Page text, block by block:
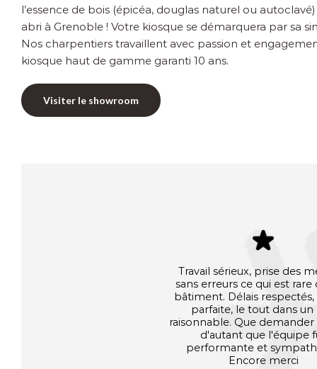
l’essence de bois (épicéa, douglas naturel ou
abri à Grenoble ! Votre kiosque se démarquera par sa
Nos charpentiers travaillent avec passion et
kiosque haut de gamme garanti 10 ans.
Visiter le showroom
Travail sérieux, prise des
sans erreurs ce qui est rare
bâtiment. Délais
parfaite, le tout dans un
raisonnable. Que demander
d'autant que l'équipe
performante et
Encore merci